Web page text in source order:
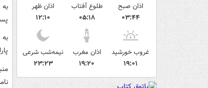
اذان صبح
۰۳:۴۴
طلوع آفتاب
۰۵:۱۸
اذان ظهر
۱۲:۱۰
غروب خورشید
۱۹:۰۱
اذان مغرب
۱۹:۲۰
نیمه‌شب شرعی
۲۳:۲۳